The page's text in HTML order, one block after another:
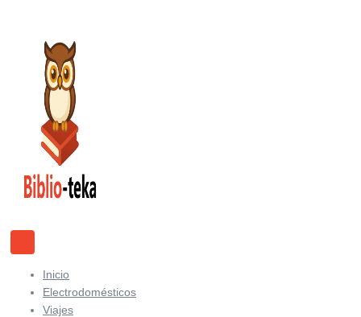
contenido
Inicio
Electrodomésticos
Viajes